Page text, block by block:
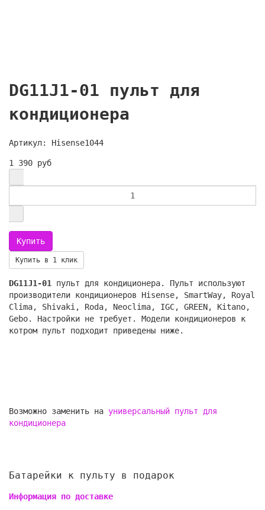
DG11J1-01 пульт для
кондиционера
Артикул: Hisense1044
1 390 руб
Купить в 1 клик
DG11J1-01 пульт для кондиционера. Пульт используют
производители кондиционеров Hisense, SmartWay, Royal
Clima, Shivaki, Roda, Neoclima, IGC, GREEN, Kitano,
Gebo. Настройки не требует. Модели кондиционеров к
котром пульт подходит приведены ниже.
Возможно заменить на универсальный пульт для
кондиционера
Батарейки к пульту в подарок
Информация по доставке